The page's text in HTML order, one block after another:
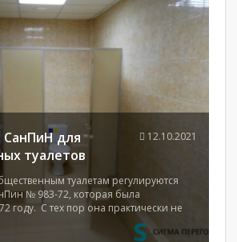
СанПиН для
туалетов
туалетам регулируются
№ 983-72, которая была
году. С тех пор она практически не
12.10.2021